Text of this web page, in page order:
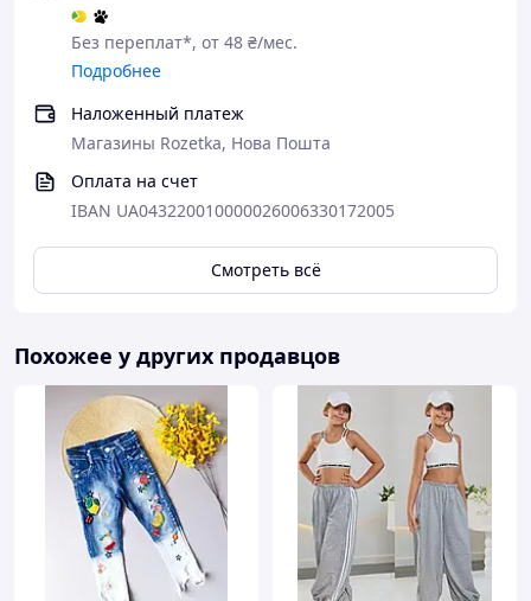
Без переплат*, от 48 ₴/мес.
Подробнее
Наложенный платеж
Магазины Rozetka, Нова Пошта
Оплата на счет
IBAN UA043220010000026006330172005
Смотреть всё
Похожее у других продавцов